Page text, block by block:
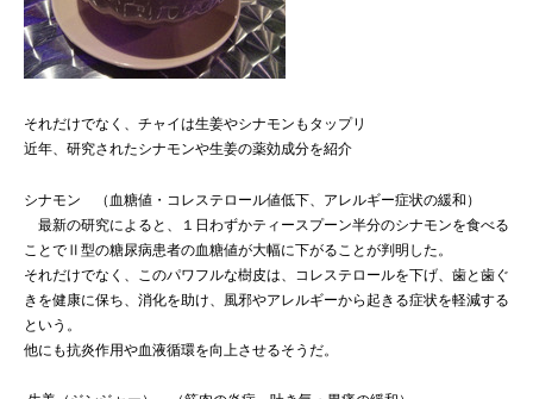
それだけでなく、チャイは生姜やシナモンもタップリ
近年、研究されたシナモンや生姜の薬効成分を紹介
シナモン （血糖値・コレステロール値低下、アレルギー症状の緩和）
最新の研究によると、１日わずかティースプーン半分のシナモンを食べる
ことでⅡ型の糖尿病患者の血糖値が大幅に下がることが判明した。
それだけでなく、このパワフルな樹皮は、コレステロールを下げ、歯と歯ぐ
きを健康に保ち、消化を助け、風邪やアレルギーから起きる症状を軽減する
という。
他にも抗炎作用や血液循環を向上させるそうだ。